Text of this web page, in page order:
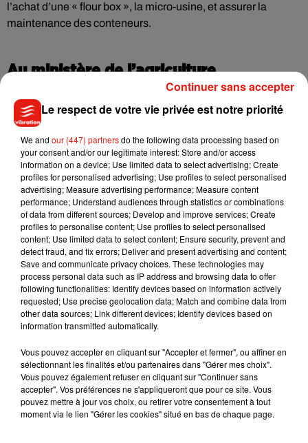
l’achat d’une « flour box », la micro-usine, et assurer la
maintenance des conteneurs.
Au ministère de l’agriculture
Soutenus par la députée de la Saône-et-Loire, Cécile
Untermaier, les étudiants ont écrit au gouvernement. Ils
seront alors reçus le 7 mai prochain par un conseiller du
ministère de l’agriculture. «On y va pour expliquer notre
projet, et comprendre dans quelle mesure on peut avoir une
cohérence nationale dans ce projet», précise Jonas Caillet.
L’association souhaiterait en effetcréer à l’échelle nationale
une filière de revalorisation des invendus de pain.Et ça ne
pourrait qu’être bénéfique. Chaque année, en France,
000 tonnesde pain sont jetées…
Musique
Benny Blanco invite Selena Gomez et
Le respect de votre vie privée est notre priorité
We and our (447) partnersdo the following data processing based on
your consent and/or our legitimate interest: Store and/or access
information on a device; Use limited data to select advertising; Create
profiles for personalised advertising; Use profiles to select personalised
advertising; Measure advertising performance; Measure content
performance; Understand audiences through statistics or combinations
of data from different sources; Develop and improve services; Create
profiles to personalise content; Use profiles to select personalised
content; Use limited data to select content; Ensure security, prevent and
detect fraud, and fix errors; Deliver and present advertising and content;
Save and communicate privacy choices. These technologies may
process personal data such as IP address and browsing data to offer
following functionalities: Identify devices based on information actively
requested; Use precise geolocation data; Match and combine data from
other data sources; Link different devices; Identify devices based on
information transmitted automatically.
Vous pouvez accepter en cliquant sur "Accepter et fermer", ou affiner en
sélectionnant les finalités et/ou partenaires dans "Gérer mes choix".
Vous pouvez également refuser en cliquant sur "Continuer sans
accepter". Vos préférences ne s'appliqueront que pour ce site. Vous
pouvez mettre à jour vos choix, ou retirer votre consentement à tout
moment via le lien "Gérer les cookies" situé en bas de chaque page.
Continuer sans accepter